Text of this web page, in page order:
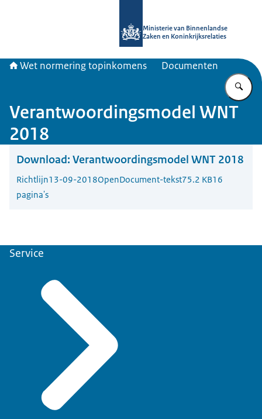
Ministerie van Binnenlandse
Zaken en Koninkrijksrelaties
Wet normering topinkomens Documenten
Verantwoordingsmodel WNT
2018
Download: Verantwoordingsmodel WNT 2018
Richtlijn13-09-2018OpenDocument-tekst75.2 KB16
pagina's
Service